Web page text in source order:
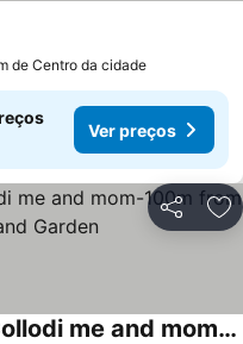
de Centro da cidade
Ver preços
Partilhar
Room Pinocchio-B&B in Collodi me and mom-100m from Pinocchio Park and Garden